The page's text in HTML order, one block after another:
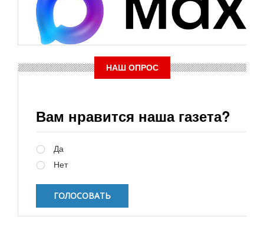
НАШ ОПРОС
Вам нравится наша газета?
Да
Нет